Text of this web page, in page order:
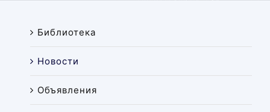
Библиотека
Новости
Объявления